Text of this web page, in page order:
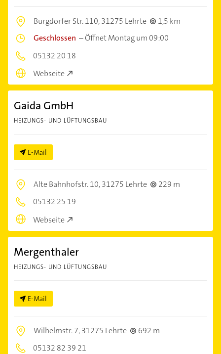
Burgdorfer Str. 110,31275 Lehrte
1,5 km
Geschlossen –Öffnet Montag um 09:00
05132 20 18
Webseite
Gaida GmbH
HEIZUNGS- UND LÜFTUNGSBAU
E-Mail
Alte Bahnhofstr. 10,31275 Lehrte
229 m
05132 25 19
Webseite
Mergenthaler
HEIZUNGS- UND LÜFTUNGSBAU
E-Mail
Wilhelmstr. 7,31275 Lehrte
692 m
05132 82 39 21